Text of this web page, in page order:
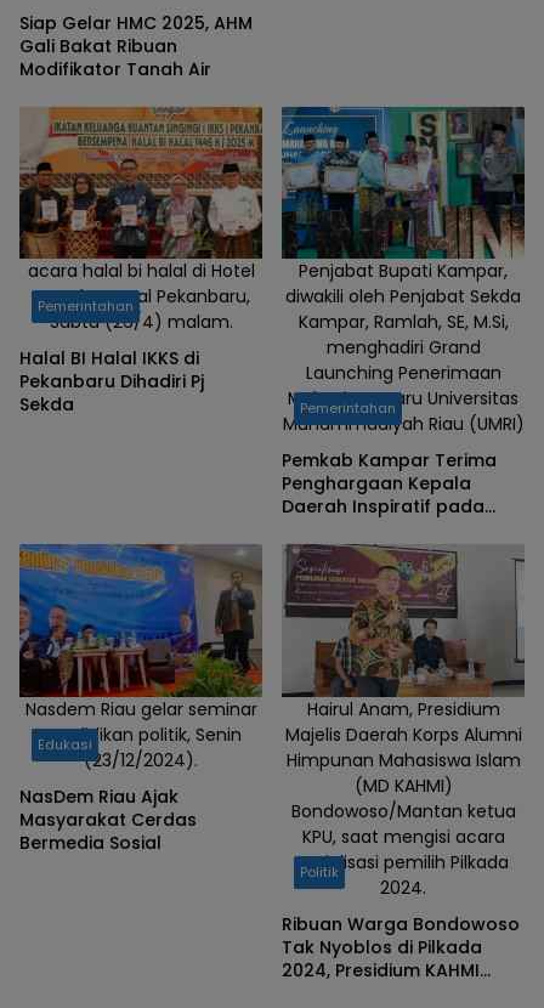
Siap Gelar HMC 2025, AHM
Gali Bakat Ribuan
Modifikator Tanah Air
acara halal bi halal di Hotel
Grand Central Pekanbaru,
Sabtu (26/4) malam.
Pemerintahan
Halal BI Halal IKKS di
Pekanbaru Dihadiri Pj
Sekda
Penjabat Bupati Kampar,
diwakili oleh Penjabat Sekda
Kampar, Ramlah, SE, M.Si,
menghadiri Grand
Launching Penerimaan
Mahasiswa Baru Universitas
Muhammadiyah Riau (UMRI)
Pemerintahan
Pemkab Kampar Terima
Penghargaan Kepala
Daerah Inspiratif pada
Penerimaan Mahasiswa
Baru UMRI
Nasdem Riau gelar seminar
pendidikan politik, Senin
(23/12/2024).
Edukasi
NasDem Riau Ajak
Masyarakat Cerdas
Bermedia Sosial
Hairul Anam, Presidium
Majelis Daerah Korps Alumni
Himpunan Mahasiswa Islam
(MD KAHMI)
Bondowoso/Mantan ketua
KPU, saat mengisi acara
sosialisasi pemilih Pilkada
2024.
Politik
Ribuan Warga Bondowoso
Tak Nyoblos di Pilkada
2024, Presidium KAHMI